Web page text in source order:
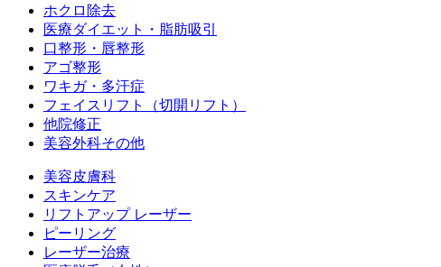
ホクロ除去
医療ダイエット・脂肪吸引
口整形・唇整形
アゴ整形
ワキガ・多汗症
フェイスリフト（切開リフト）
他院修正
美容外科その他
美容皮膚科
スキンケア
リフトアップ レーザー
ピーリング
レーザー治療